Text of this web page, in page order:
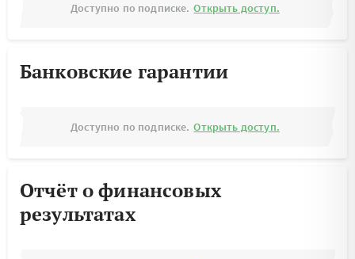
Доступно по подписке. Открыть доступ.
Банковские гарантии
Доступно по подписке. Открыть доступ.
Отчёт о финансовых
результатах